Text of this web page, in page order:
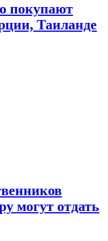
покупают
Таиланде
могут отдать